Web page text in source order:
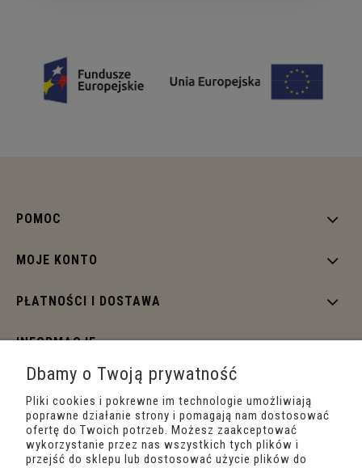
POMOC
MOJE KONTO
PŁATNOŚCI I DOSTAWA
INFORMACJE
O NAS
Dbamy o Twoją prywatność
Pliki cookies i pokrewne im technologie umożliwiają
poprawne działanie strony i pomagają nam dostosować
ofertę do Twoich potrzeb. Możesz zaakceptować
wykorzystanie przez nas wszystkich tych plików i
przejść do sklepu lub dostosować użycie plików do